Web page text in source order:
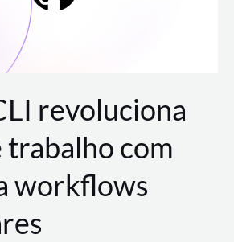
revoluciona
trabalho com
workflows